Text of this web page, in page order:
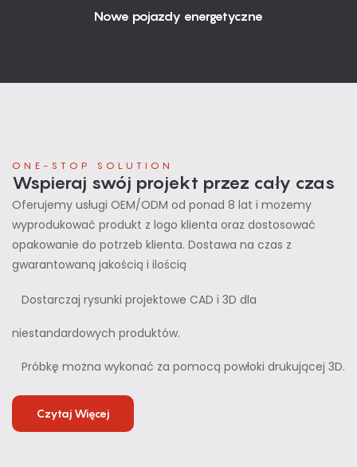
Nowe pojazdy energetyczne
ONE-STOP SOLUTION
Wspieraj swój projekt przez cały czas
Oferujemy usługi OEM/ODM od ponad 8 lat i możemy
wyprodukować produkt z logo klienta oraz dostosować
opakowanie do potrzeb klienta. Dostawa na czas z
gwarantowaną jakością i ilością
Dostarczaj rysunki projektowe CAD i 3D dla
niestandardowych produktów.
Próbkę można wykonać za pomocą powłoki drukującej 3D.
Czytaj Więcej